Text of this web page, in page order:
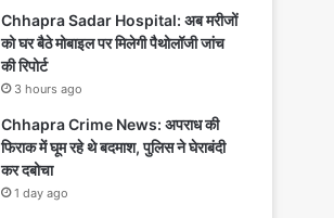
Chhapra Sadar Hospital: अब मरीजों
को घर बैठे मोबाइल पर मिलेगी पैथोलॉजी जांच
की रिपोर्ट
3 hours ago
Chhapra Crime News: अपराध की
फिराक में घूम रहे थे बदमाश, पुलिस ने घेराबंदी
कर दबोचा
1 day ago